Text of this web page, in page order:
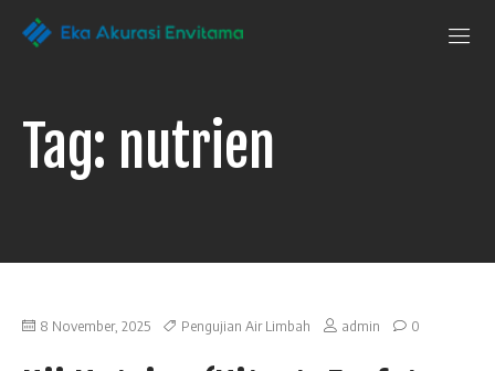
Penguji Eka
Laboratorium
dapat
anda
andalkan
Tag: nutrien
8 November, 2025 Pengujian Air Limbah admin 0